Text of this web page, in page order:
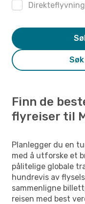
Finn de
flyreiser til
Planlegger du en
med å utforske et
pålitelige globale
hundrevis av
sammenligne
reisen med best